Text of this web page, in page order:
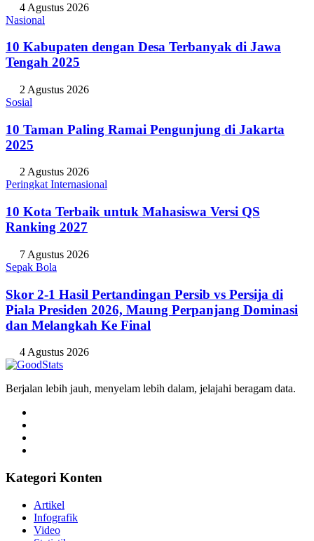
4 Agustus 2026
Nasional
10 Kabupaten dengan Desa Terbanyak di Jawa
Tengah 2025
2 Agustus 2026
Sosial
10 Taman Paling Ramai Pengunjung di Jakarta
2025
2 Agustus 2026
Peringkat Internasional
10 Kota Terbaik untuk Mahasiswa Versi QS
Ranking 2027
7 Agustus 2026
Sepak Bola
Skor 2-1 Hasil Pertandingan Persib vs Persija di
Piala Presiden 2026, Maung Perpanjang Dominasi
dan Melangkah Ke Final
4 Agustus 2026
Berjalan lebih jauh, menyelam lebih dalam, jelajahi beragam data.
Kategori Konten
Artikel
Infografik
Video